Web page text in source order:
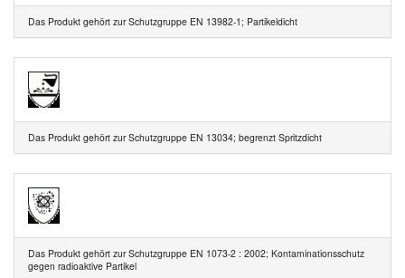
Das Produkt gehört zur Schutzgruppe EN 13982-1; Partikeldicht
Das Produkt gehört zur Schutzgruppe EN 13034; begrenzt Spritzdicht
Das Produkt gehört zur Schutzgruppe EN 1073-2 : 2002; Kontaminationsschutz
gegen radioaktive Partikel